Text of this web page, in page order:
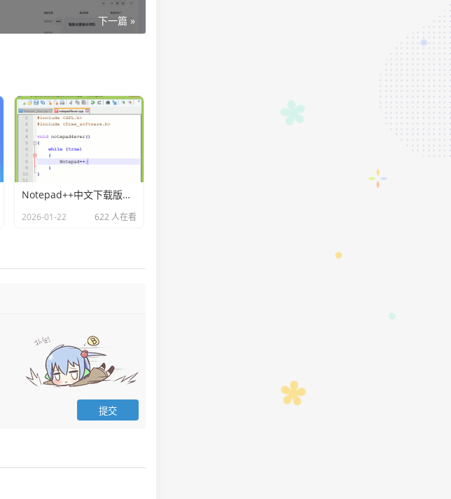
下一篇 »
Notepad++中文下载版，Notepad++官网下载安装教程
2026-01-22 622 人在看